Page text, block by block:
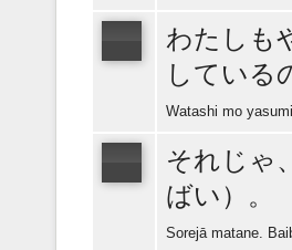
わたしも
している
Watashi mo
それじゃ
ばい）。
Sorejā matane.